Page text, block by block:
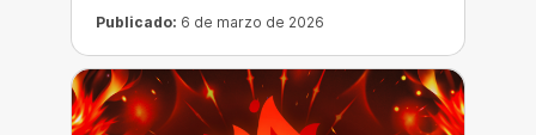
Publicado: 6 de marzo de 2026